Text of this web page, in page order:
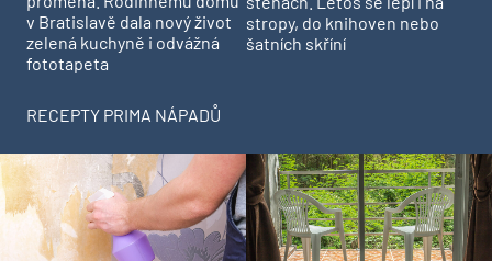
v Bratislavě dala nový život
zelená kuchyně i odvážná
fototapeta
stropy, do knihoven nebo
šatních skříní
RECEPTY PRIMA NÁPADŮ